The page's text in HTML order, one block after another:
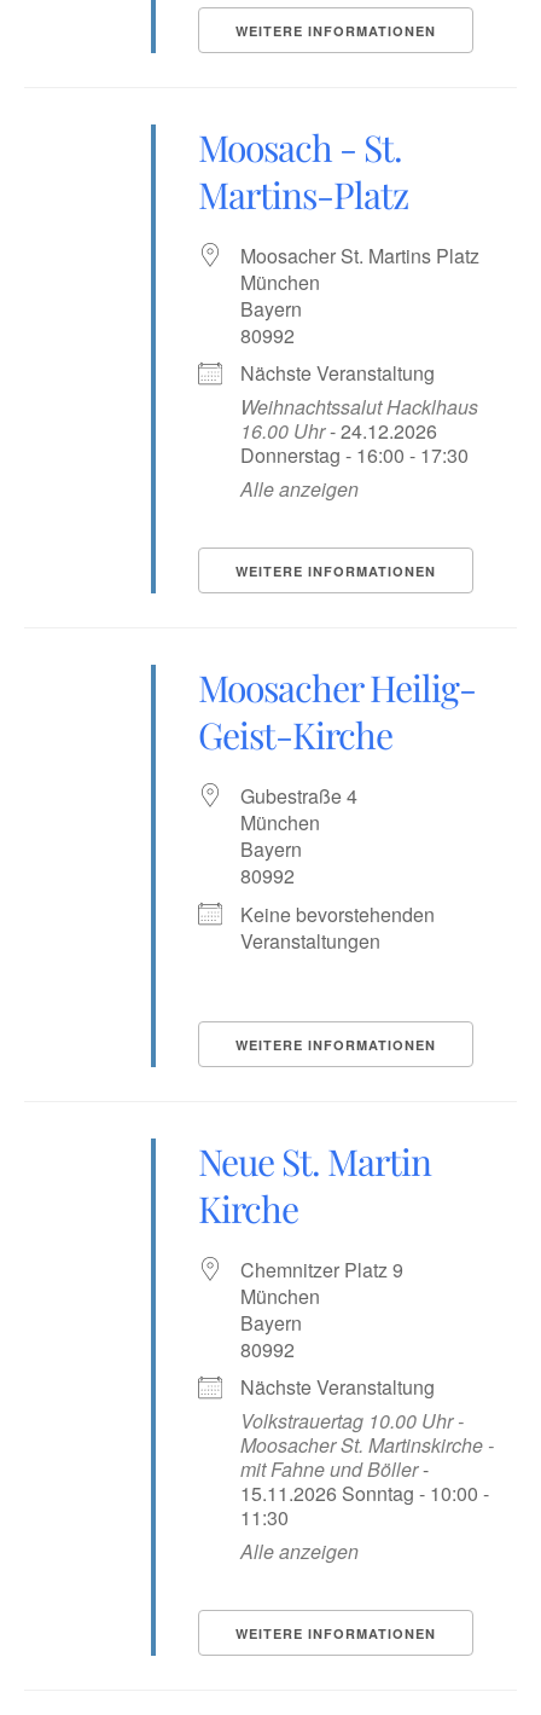
WEITERE INFORMATIONEN
Moosach - St.
Martins-Platz
Moosacher St. Martins Platz
München
Bayern
80992
Nächste Veranstaltung
Weihnachtssalut Hacklhaus
16.00 Uhr- 24.12.2026
Donnerstag - 16:00 - 17:30
Alle anzeigen
WEITERE INFORMATIONEN
Moosacher Heilig-
Geist-Kirche
Gubestraße 4
München
Bayern
80992
Keine bevorstehenden
Veranstaltungen
WEITERE INFORMATIONEN
Neue St. Martin
Kirche
Chemnitzer Platz 9
München
Bayern
80992
Nächste Veranstaltung
Volkstrauertag 10.00 Uhr -
Moosacher St. Martinskirche -
mit Fahne und Böller-
15.11.2026 Sonntag - 10:00 -
11:30
Alle anzeigen
WEITERE INFORMATIONEN